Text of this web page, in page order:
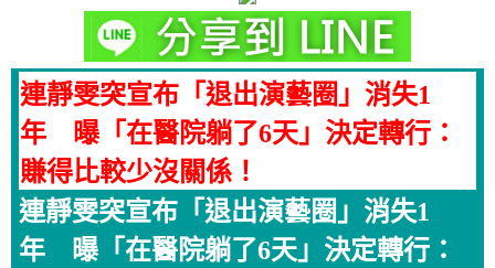
連靜雯突宣布「退出演藝圈」消失1
年 曝「在醫院躺了6天」決定轉行：
賺得比較少沒關係！
連靜雯突宣布「退出演藝圈」消失1
年 曝「在醫院躺了6天」決定轉行：